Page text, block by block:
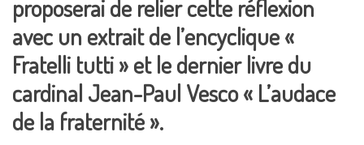
proposerai de relier cette réflexion
avec un extrait de l’encyclique «
Fratelli tutti » et le dernier livre du
cardinal Jean-Paul Vesco « L’audace
de la fraternité ».